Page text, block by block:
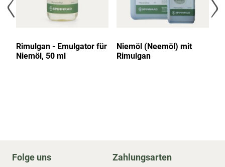
Rimulgan - Emulgator für
Niemöl, 50 ml
Niemöl (Neemöl) mit
Rimulgan
Folge uns Zahlungsarten